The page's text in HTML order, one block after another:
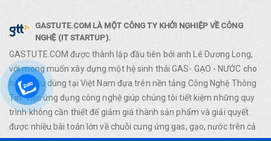
GASTUTE.COM LÀ MỘT CÔNG TY KHỞI NGHIỆP VỀ CÔNG
NGHỆ (IT STARTUP).
GASTUTE.COM được thành lập đầu tiên bởi anh Lê Dương Long,
với mong muốn xây dựng một hệ sinh thái GAS- GẠO - NƯỚC cho
hàng tiêu dùng tại Việt Nam đựa trên nền tảng Công Nghệ Thông
Tin. Việc ứng dụng công nghệ giúp chúng tôi tiết kiệm những quy
trình không cần thiết để giảm giá thành sản phẩm và giải quyết
được nhiều bài toán lớn về chuỗi cung ứng gas, gạo, nước trên cả